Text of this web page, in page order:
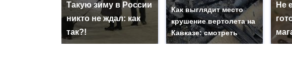
Такую зиму в России
никто не ждал: как
так?!
Как выглядит место
крушение вертолета на
Кавказе: смотреть
Не